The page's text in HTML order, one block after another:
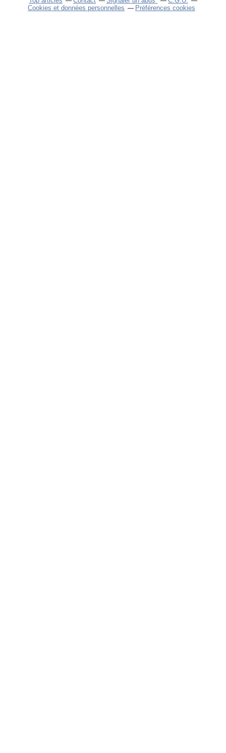
Cookies et données personnelles
Préférences cookies